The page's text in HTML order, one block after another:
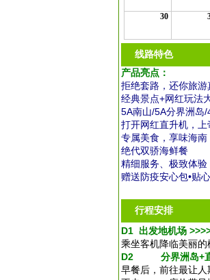
线路特色
产品亮点：
拒绝套路，还你旅游
经典景点+网红玩法
5A南山/5A分界洲岛
打开网红直升机，上
专属美食，享味海南
绝代双骄海鲜餐
精细服务、极致体验
赠送防疫安心包•贴
行程安排
D1 出发地机场
乘坐客机降临美丽
D2 分界洲岛+直
早餐后，前往最让